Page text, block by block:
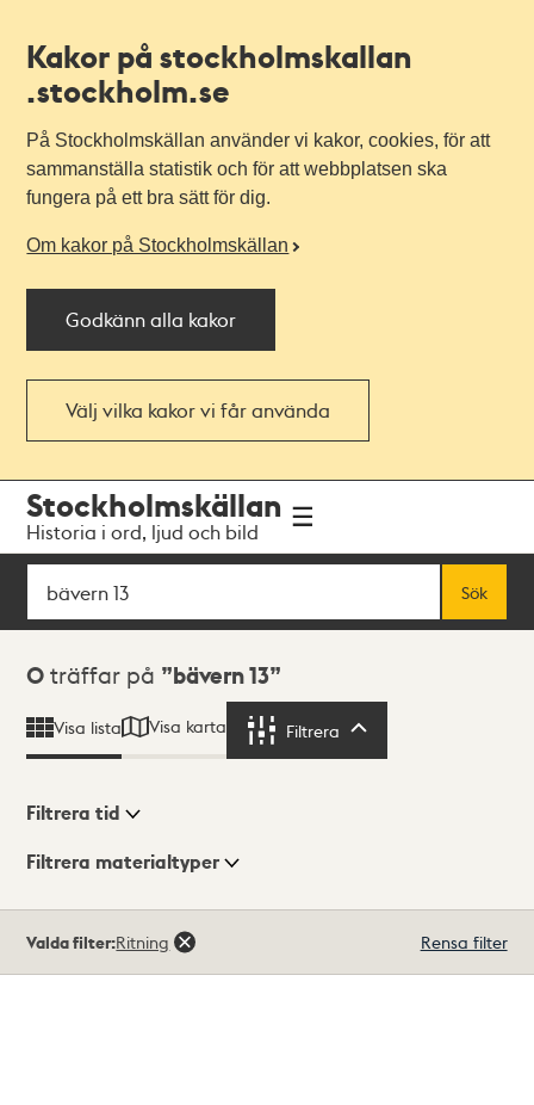
Kakor på stockholmskallan
.stockholm.se
På Stockholmskällan använder vi kakor, cookies, för att
sammanställa statistik och för att webbplatsen ska
fungera på ett bra sätt för dig.
Om kakor på Stockholmskällan
Godkänn alla kakor
Välj vilka kakor vi får använda
navigationen
huvudinnehållet
Stockholmskällan
Historia i ord, ljud och bild
Sök
Sök
Sökresultat
0 träffar på bävern 13
Visa lista Visa karta Filtrera
Visningsläge
Filtrera tid
Filtrera materialtyper
träffar
Valda filter:Ritning Rensa filter